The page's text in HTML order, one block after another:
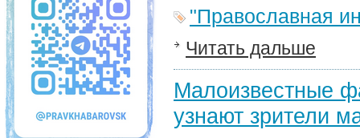
"Православная
Читать дальше
Малоизвестные
узнают зрители